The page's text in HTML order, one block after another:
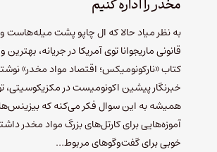
مخدر را اداره‌ کنیم
به نظر میاد حالا که ال‌ چاپو پشت میله‌هاست
قانونی ماریجوانا توی آمریکا در جریانه،
کتاب «نارکونومیکس؛ اقتصاد مواد مخدر»
خبرنگار پیشین اکونومیست در مکزیکوسیتی،
همیشه به این سوال فکر می‌کنه که
آموزه‌هایی برای کارتل‌های بزرگ مواد مخدر
خوبی برای گفت‌وگوهای مربوط…